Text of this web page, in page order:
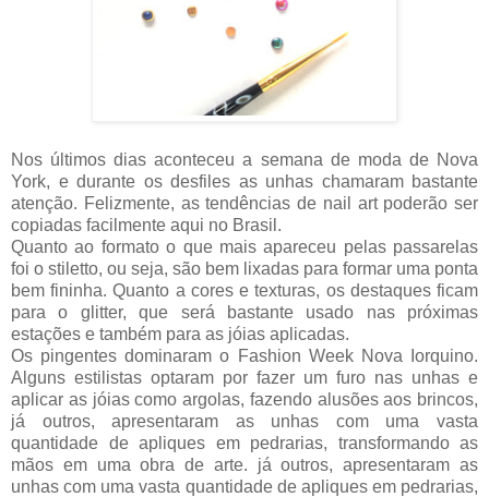
Nos últimos dias aconteceu a semana de moda de Nova
York, e durante os desfiles as unhas chamaram bastante
atenção. Felizmente, as tendências de nail art poderão ser
copiadas facilmente aqui no Brasil.
Quanto ao formato o que mais apareceu pelas passarelas
foi o stiletto, ou seja, são bem lixadas para formar uma ponta
bem fininha. Quanto a cores e texturas, os destaques ficam
para o glitter, que será bastante usado nas próximas
estações e também para as jóias aplicadas.
Os pingentes dominaram o Fashion Week Nova Iorquino.
Alguns estilistas optaram por fazer um furo nas unhas e
aplicar as jóias como argolas, fazendo alusões aos brincos,
já outros, apresentaram as unhas com uma vasta
quantidade de apliques em pedrarias, transformando as
mãos em uma obra de arte. já outros, apresentaram as
unhas com uma vasta quantidade de apliques em pedrarias,